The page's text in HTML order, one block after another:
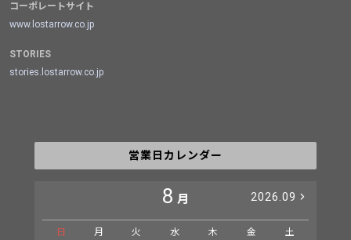
コーポレートサイト
www.lostarrow.co.jp
STORIES
stories.lostarrow.co.jp
営業日カレンダー
8 月 2026.09
日 月 火 水 木 金 土